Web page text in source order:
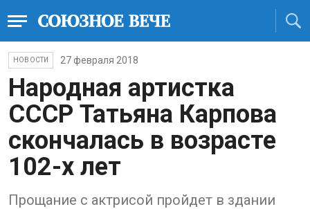
НОВОСТИ 27 февраля 2018
Народная артистка
СССР Татьяна Карпова
скончалась в возрасте
102-х лет
Прощание с актрисой пройдет в здании